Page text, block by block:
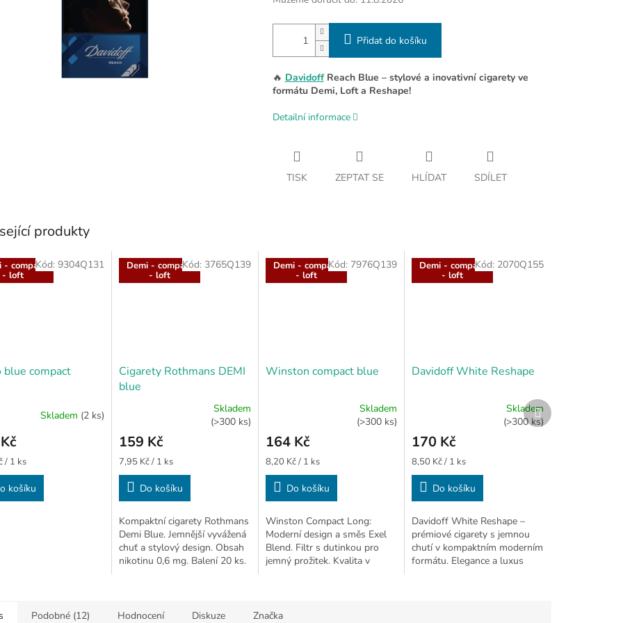
Přidat do košíku
🔥 DavidoffReach Blue – stylové a inovativní cigarety ve
formátu Demi, Loft a Reshape!
Detailní informace
TISK ZEPTAT SE HLÍDAT SDÍLET
produkty
- compact
- loft
blue compact
Skladem (2 ks)
/ 1 ks
košíku
Kód: 9304Q131 Demi - compact
- loft
Cigarety Rothmans DEMI
blue
produktu
je
4,2
Skladem
(>300 ks)
159 Kč
Měrná
cena:
7,95 Kč / 1 ks
Do košíku
Kompaktní cigarety Rothmans
Demi Blue. Jemnější vyvážená
chuť a stylový design. Obsah
nikotinu 0,6 mg. Balení 20 ks.
Kód: 3765Q139 Demi - compact
- loft
Winston compact blue
produktu
je
5,0
Skladem
(>300 ks)
164 Kč
Měrná
cena:
8,20 Kč / 1 ks
Do košíku
Winston Compact Long:
Moderní design a směs Exel
Blend. Filtr s dutinkou pro
jemný prožitek. Kvalita v
Kód: 7976Q139 Demi - compact
- loft
Davidoff White Reshape
produktu
je
3,7
Skladem
(>300 ks)
170 Kč
Měrná
cena:
8,50 Kč / 1 ks
Do košíku
Davidoff White Reshape –
prémiové cigarety s jemnou
chutí v kompaktním moderním
formátu. Elegance a luxus
Kód: 2070Q155
Další
produkt
Podobné (12) Hodnocení Diskuze Značka